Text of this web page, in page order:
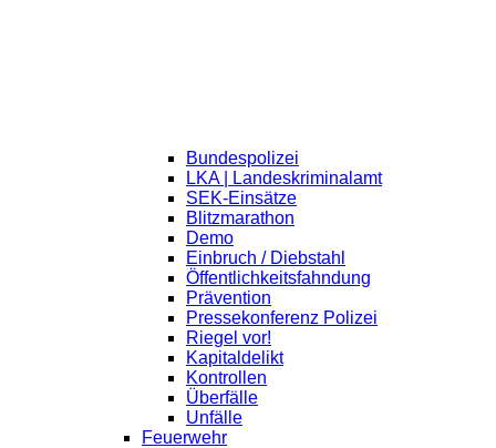
Bundespolizei
LKA | Landeskriminalamt
SEK-Einsätze
Blitzmarathon
Demo
Einbruch / Diebstahl
Öffentlichkeitsfahndung
Prävention
Pressekonferenz Polizei
Riegel vor!
Kapitaldelikt
Kontrollen
Überfälle
Unfälle
Feuerwehr